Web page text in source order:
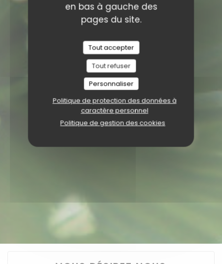
en bas à gauche des
pages du site.
Tout accepter
Tout refuser
Personnaliser
Politique de protection des données à
caractère personnel
Politique de gestion des cookies